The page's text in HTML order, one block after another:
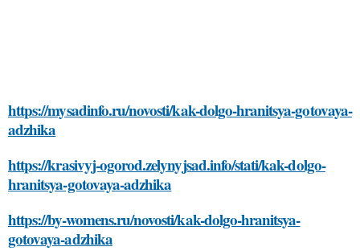
https://mysadinfo.ru/novosti/kak-dolgo-hranitsya-gotovaya-
adzhika
https://krasivyj-ogorod.zelynyjsad.info/stati/kak-dolgo-
hranitsya-gotovaya-adzhika
https://by-womens.ru/novosti/kak-dolgo-hranitsya-
gotovaya-adzhika